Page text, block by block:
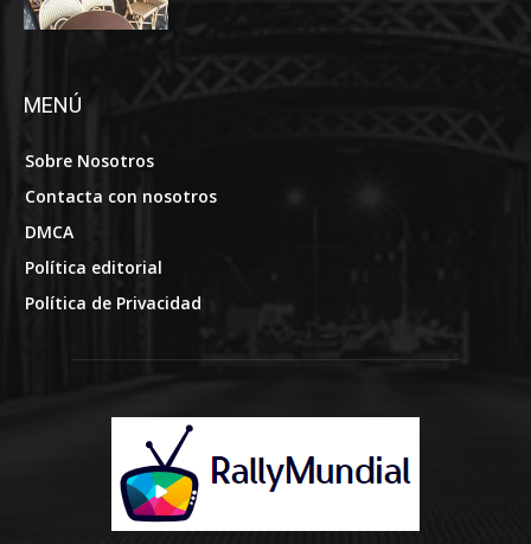
MENÚ
Sobre Nosotros
Contacta con nosotros
DMCA
Política editorial
Política de Privacidad